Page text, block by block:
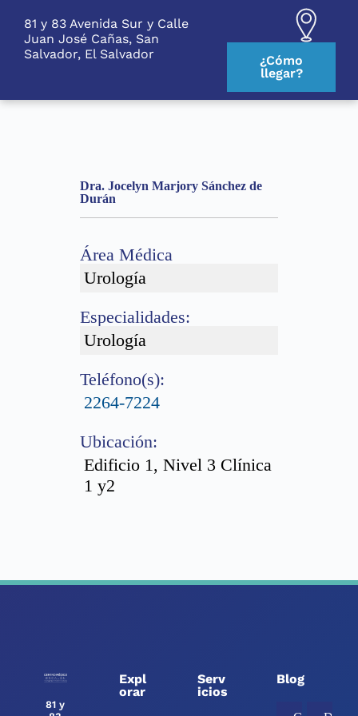
c
81 y 83 Avenida Sur y Calle
Juan José Cañas, San
Salvador, El Salvador
¿Cómo
llegar?
Dra. Jocelyn Marjory Sánchez de
Durán
Área Médica
Urología
Especialidades:
Urología
Teléfono(s):
2264-7224
Ubicación:
Edificio 1, Nivel 3 Clínica
1 y2
81 y
Expl
orar
Serv
icios
Blog